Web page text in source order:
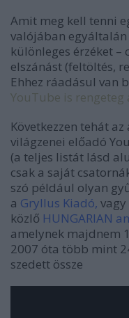
Amit meg kell tenni
valójában
különleges érzéket –
elszánást (feltöltés,
Ehhez ráadásul van
YouTube is
Következzen tehát
világzenei előadó
(a teljes listát lásd
csak a saját
szó például olyan
a Gryllus Kiadó,
közlő HUNGARIAN
amelynek majdnem
2007 óta több mint
szedett össze